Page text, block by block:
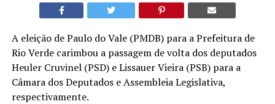
A eleição de Paulo do Vale (PMDB) para a Prefeitura de
Rio Verde carimbou a passagem de volta dos deputados
Heuler Cruvinel (PSD) e Lissauer Vieira (PSB) para a
Câmara dos Deputados e Assembleia Legislativa,
respectivamente.